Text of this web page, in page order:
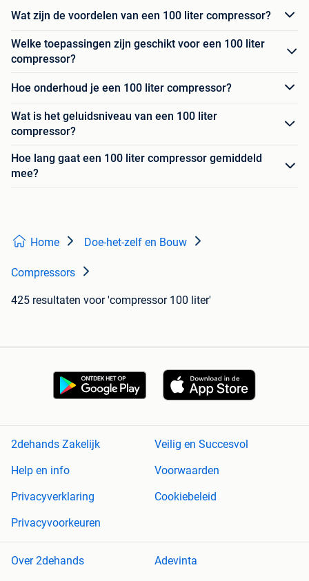
Wat zijn de voordelen van een 100 liter compressor?
Welke toepassingen zijn geschikt voor een 100 liter
compressor?
Hoe onderhoud je een 100 liter compressor?
Wat is het geluidsniveau van een 100 liter
compressor?
Hoe lang gaat een 100 liter compressor gemiddeld
mee?
Home Doe-het-zelf en Bouw
Compressors
425 resultaten voor 'compressor 100 liter'
2dehands Zakelijk
Veilig en Succesvol
Help en info
Voorwaarden
Privacyverklaring
Cookiebeleid
Privacyvoorkeuren
Over 2dehands
Adevinta